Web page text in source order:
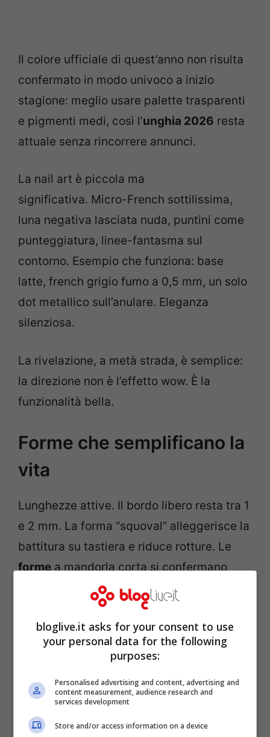
Il colore ufficiale di quest’anno non risulta
confermato in modo univoco a inizio
stagione: meglio usare palette trasparenti
e pigmenti medi, così l’unghia 2026 resta
attuale senza rincorrere annunci.
La nail art è piccola ma
significativa. Micro-French sottilissima,
luna negativa lasciata nuda, puntini come
punteggiatura, linee-fantasma sul
contorno. Esempio che funziona: base
latte, french grigio fumo a 0,5 mm, un solo
dot metallico sull’anulare. Eleganza
silenziosa.
La rivelazione, a metà strada, è semplice:
la direzione non è l’effetto wow. È la
funzionalità bella.
Forme che semplificano la
vita
Lunghezze attive. Il bordo libero resta tra 1
e 2 mm. La forma “squoval” alleggerisce la
battitura su tastiera e riduce rotture. Le
formea mandorla corta si confermano
pratiche: slanciano senza graffiare sciarpe
bloglive.it asks for your consent to use
your personal data for the following
purposes:
Personalised advertising and content, advertising and
content measurement, audience research and
services development
Store and/or access information on a device